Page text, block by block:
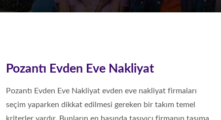
Pozantı‎ Evden Eve Nakliyat
Pozantı‎ Evden Eve Nakliyat evden eve nakliyat firmaları
seçim yaparken dikkat edilmesi gereken bir takım temel